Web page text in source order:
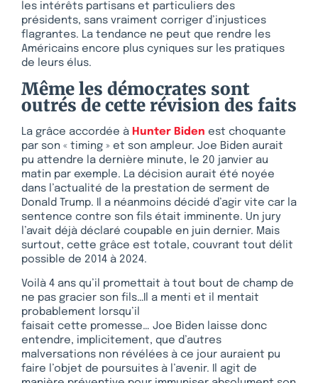
les intérêts partisans et particuliers des
présidents, sans vraiment corriger d’injustices
flagrantes. La tendance ne peut que rendre les
Américains encore plus cyniques sur les pratiques
de leurs élus.
Même les démocrates sont
outrés de cette révision des faits
La grâce accordée à Hunter Biden est choquante
par son « timing » et son ampleur. Joe Biden aurait
pu attendre la dernière minute, le 20 janvier au
matin par exemple. La décision aurait été noyée
dans l’actualité de la prestation de serment de
Donald Trump. Il a néanmoins décidé d’agir vite car la
sentence contre son fils était imminente. Un jury
l’avait déjà déclaré coupable en juin dernier. Mais
surtout, cette grâce est totale, couvrant tout délit
possible de 2014 à 2024.
Voilà 4 ans qu’il promettait à tout bout de champ de
ne pas gracier son fils…Il a menti et il mentait
probablement lorsqu’il
faisait cette promesse… Joe Biden laisse donc
entendre, implicitement, que d’autres
malversations non révélées à ce jour auraient pu
faire l’objet de poursuites à l’avenir. Il agit de